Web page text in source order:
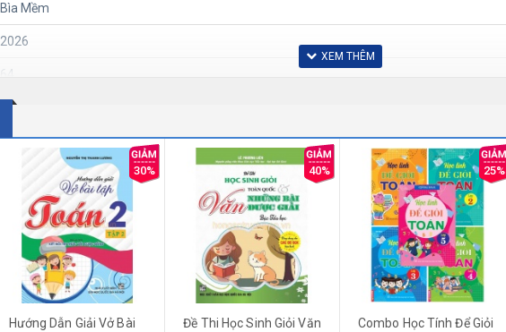
Bìa Mềm
2026
100 gr
30%
Hướng Dẫn Giải Vở Bài
40%
Đề Thi Học Sinh Giỏi Văn
25%
Combo Học Tính Để Giỏi